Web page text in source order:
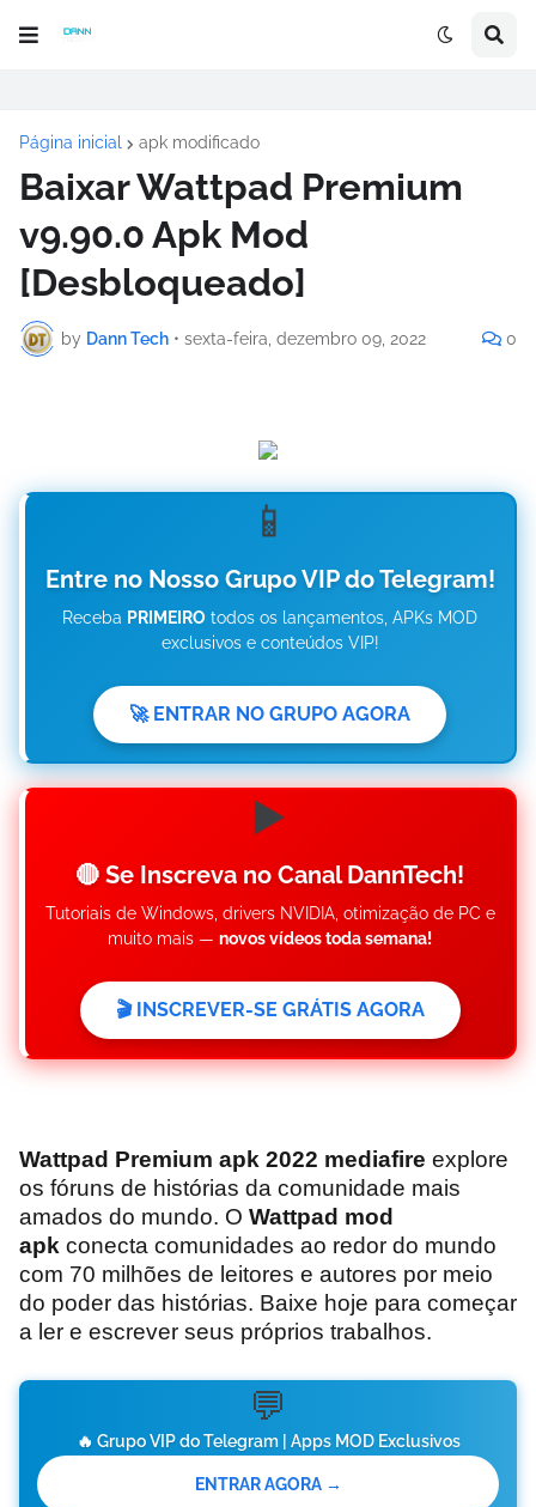
Página inicial apk modificado
Baixar Wattpad Premium
v9.90.0 Apk Mod
[Desbloqueado]
by Dann Tech • sexta-feira, dezembro 09, 2022 0
📱
Entre no Nosso Grupo VIP do Telegram!
Receba PRIMEIRO todos os lançamentos, APKs MOD
exclusivos e conteúdos VIP!
🚀 ENTRAR NO GRUPO AGORA
▶️
🔴 Se Inscreva no Canal DannTech!
Tutoriais de Windows, drivers NVIDIA, otimização de PC e
muito mais — novos vídeos toda semana!
🎬 INSCREVER-SE GRÁTIS AGORA
Wattpad Premium apk 2022 mediafire explore
os fóruns de histórias da comunidade mais
amados do mundo. O Wattpad mod
apk conecta comunidades ao redor do mundo
com 70 milhões de leitores e autores por meio
do poder das histórias. Baixe hoje para começar
a ler e escrever seus próprios trabalhos.
💬
🔥 Grupo VIP do Telegram | Apps MOD Exclusivos
ENTRAR AGORA →